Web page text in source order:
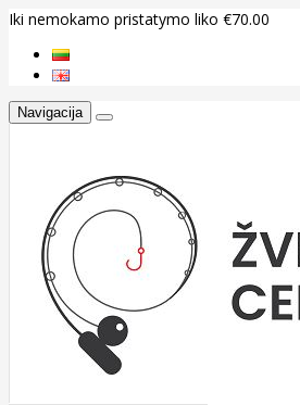
Iki nemokamo pristatymo liko €70.00
Navigacija